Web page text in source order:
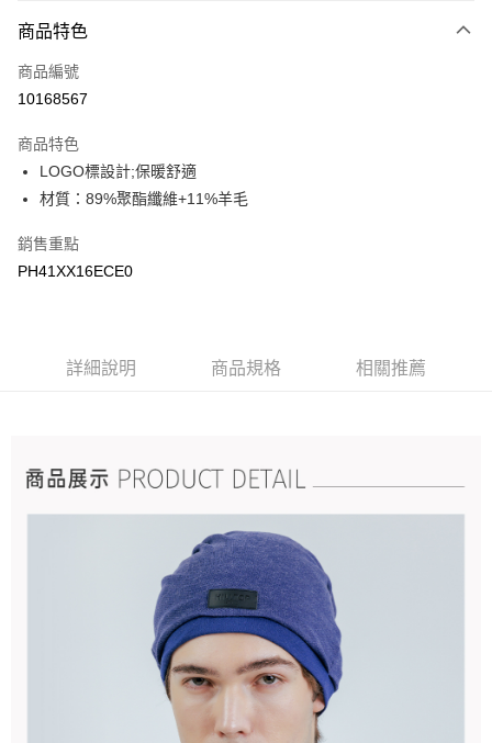
信用卡一次付款
LINE Pay
悠遊付
Google Pay
宅配(離島)
商品特色
商品編號
10168567
商品特色
LOGO標設計;保暖舒適
材質：89%聚酯纖維+11%羊毛
銷售重點
PH41XX16ECE0
詳細說明 商品規格 相關推薦